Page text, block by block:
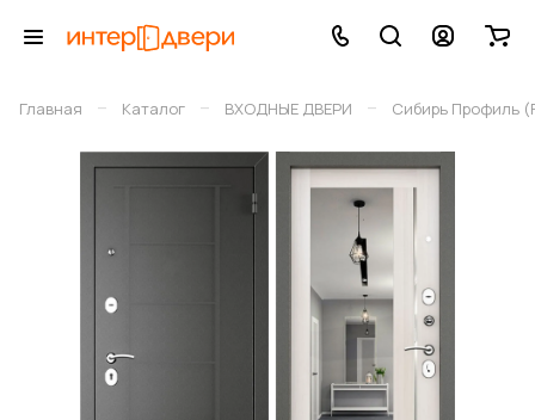
Главная – Каталог – ВХОДНЫЕ ДВЕРИ – Сибирь Профиль